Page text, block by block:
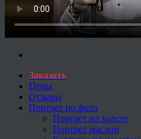
Заказать
Цены
Отзывы
Портрет по фото
Портрет на холсте
Портрет маслом